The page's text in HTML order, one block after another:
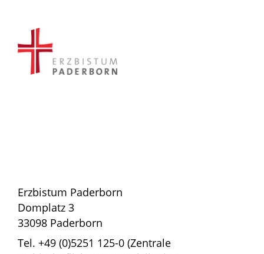
Erzbistum Paderborn
Domplatz 3
33098 Paderborn
Tel. +49 (0)5251 125-0 (Zentrale